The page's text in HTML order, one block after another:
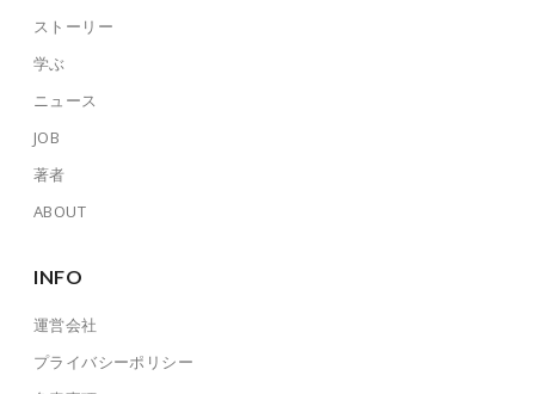
ストーリー
学ぶ
ニュース
JOB
著者
ABOUT
INFO
運営会社
プライバシーポリシー